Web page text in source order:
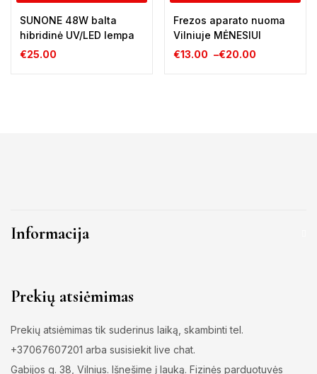
SUNONE 48W balta
hibridinė UV/LED lempa
€25.00
Frezos aparato nuoma
Vilniuje MĖNESIUI
€13.00 –€20.00
Informacija
Prekių atsiėmimas
Prekių atsiėmimas tik suderinus laiką, skambinti tel.
+37067607201 arba susisiekit live chat.
Gabijos g. 38, Vilnius. Išnešime į lauką. Fizinės parduotuvės